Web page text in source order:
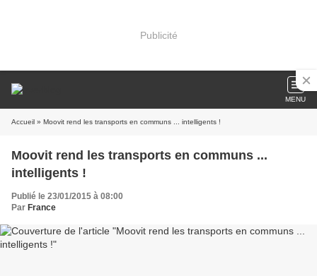
Publicité
MENU
Accueil » Moovit rend les transports en communs ... intelligents !
Moovit rend les transports en communs ...
intelligents !
Publié le 23/01/2015 à 08:00
Par France